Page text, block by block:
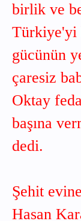
birlik ve
Türkiye'yi
gücünün
çaresiz
Oktay
başına
dedi.
Şehit
Hasan